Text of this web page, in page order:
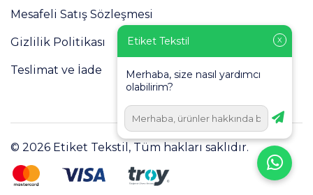
Mesafeli Satış Sözleşmesi
Gizlilik Politikası
Teslimat ve İade
© 2026 Etiket Tekstil, Tüm hakları saklıdır.
X
Etiket Tekstil
Merhaba, size nasıl yardımcı
olabilirim?